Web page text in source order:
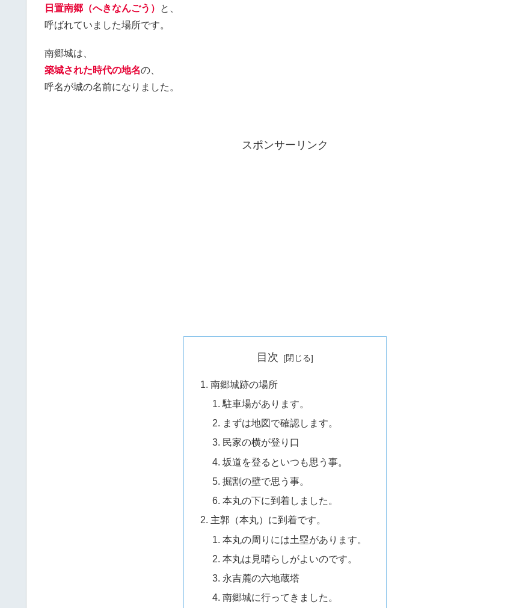
日置南郷（へきなんごう）
と、
呼ばれていました場所です。
南郷城は、
築城された時代の地名の、
呼名が城の名前になりました。
スポンサーリンク
目次
南郷城跡の場所
駐車場があります。
まずは地図で確認します。
民家の横が登り口
坂道を登るといつも思う事。
掘割の壁で思う事。
本丸の下に到着しました。
主郭（本丸）に到着です。
本丸の周りには土塁があります。
本丸は見晴らしがよいのです。
永吉麓の六地蔵塔
南郷城に行ってきました。